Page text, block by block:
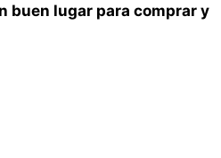
buen lugar para comprar y